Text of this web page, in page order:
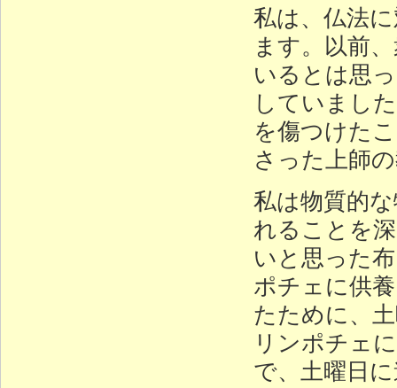
私は、仏法
ます。以前
いるとは思
していまし
を傷つけた
さった上師
私は物質的
れることを
いと思った
ポチェに供
たために、
リンポチェ
で、土曜日